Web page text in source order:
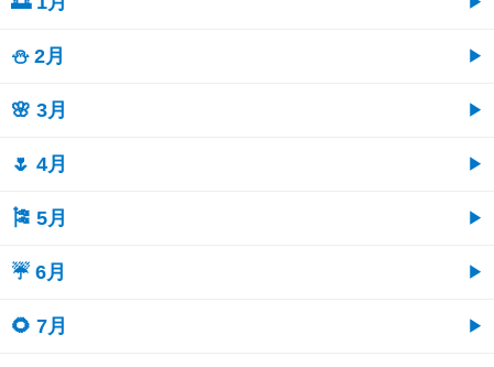
⛄ 2月
🌸 3月
🌷 4月
🎏 5月
☔ 6月
🌻 7月